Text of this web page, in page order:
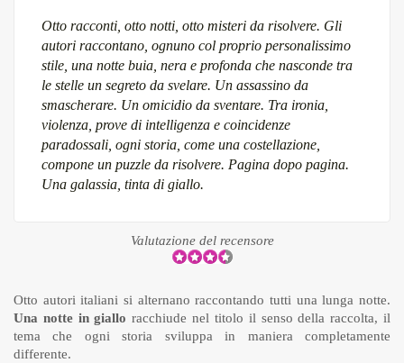
Otto racconti, otto notti, otto misteri da risolvere. Gli
autori raccontano, ognuno col proprio personalissimo
stile, una notte buia, nera e profonda che nasconde tra
le stelle un segreto da svelare. Un assassino da
smascherare. Un omicidio da sventare. Tra ironia,
violenza, prove di intelligenza e coincidenze
paradossali, ogni storia, come una costellazione,
compone un puzzle da risolvere. Pagina dopo pagina.
Una galassia, tinta di giallo.
Valutazione del recensore
Otto autori italiani si alternano raccontando tutti una lunga notte.
Una notte in giallo racchiude nel titolo il senso della raccolta, il
tema che ogni storia sviluppa in maniera completamente
differente.